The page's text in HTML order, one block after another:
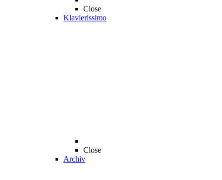
Close
Klavierissimo
Close
Archiv